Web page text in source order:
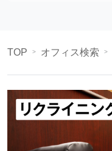
TOP オフィス検索